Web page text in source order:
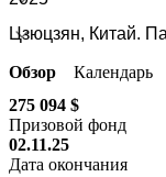
Обзор Календарь
275 094 $
Призовой фонд
02.11.25
Дата окончания